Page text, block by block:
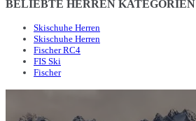
BELIEBTE HERREN KATEGORIEN
Skischuhe Herren
Skischuhe Herren
Fischer RC4
FIS Ski
Fischer